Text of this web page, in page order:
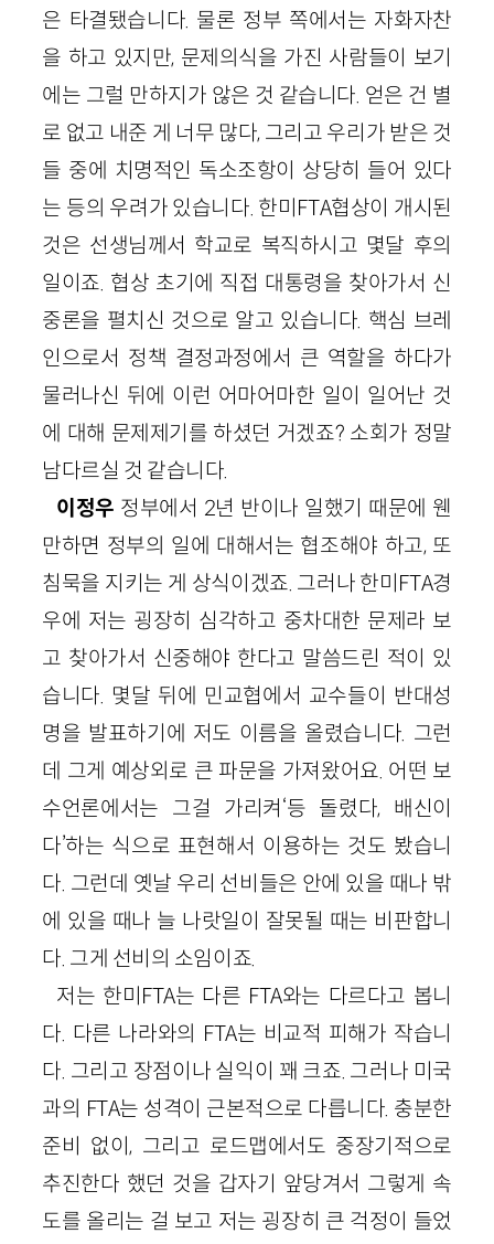
은 타결됐습니다. 물론 정부 쪽에서는 자화자찬
을 하고 있지만, 문제의식을 가진 사람들이 보기
에는 그럴 만하지가 않은 것 같습니다. 얻은 건 별
로 없고 내준 게 너무 많다, 그리고 우리가 받은 것
들 중에 치명적인 독소조항이 상당히 들어 있다
는 등의 우려가 있습니다. 한미FTA협상이 개시된
것은 선생님께서 학교로 복직하시고 몇달 후의
일이죠. 협상 초기에 직접 대통령을 찾아가서 신
중론을 펼치신 것으로 알고 있습니다. 핵심 브레
인으로서 정책 결정과정에서 큰 역할을 하다가
물러나신 뒤에 이런 어마어마한 일이 일어난 것
에 대해 문제제기를 하셨던 거겠죠? 소회가 정말
남다르실 것 같습니다.
이정우 정부에서 2년 반이나 일했기 때문에 웬
만하면 정부의 일에 대해서는 협조해야 하고, 또
침묵을 지키는 게 상식이겠죠. 그러나 한미FTA경
우에 저는 굉장히 심각하고 중차대한 문제라 보
고 찾아가서 신중해야 한다고 말씀드린 적이 있
습니다. 몇달 뒤에 민교협에서 교수들이 반대성
명을 발표하기에 저도 이름을 올렸습니다. 그런
데 그게 예상외로 큰 파문을 가져왔어요. 어떤 보
수언론에서는 그걸 가리켜‘등 돌렸다, 배신이
다’하는 식으로 표현해서 이용하는 것도 봤습니
다. 그런데 옛날 우리 선비들은 안에 있을 때나 밖
에 있을 때나 늘 나랏일이 잘못될 때는 비판합니
다. 그게 선비의 소임이죠.
저는 한미FTA는 다른 FTA와는 다르다고 봅니
다. 다른 나라와의 FTA는 비교적 피해가 작습니
다. 그리고 장점이나 실익이 꽤 크죠. 그러나 미국
과의 FTA는 성격이 근본적으로 다릅니다. 충분한
준비 없이, 그리고 로드맵에서도 중장기적으로
추진한다 했던 것을 갑자기 앞당겨서 그렇게 속
도를 올리는 걸 보고 저는 굉장히 큰 걱정이 들었